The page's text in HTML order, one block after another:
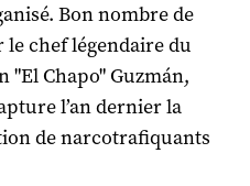
Bon nombre de
chef légendaire du
"El Chapo" Guzmán,
l’an dernier la
de narcotrafiquants